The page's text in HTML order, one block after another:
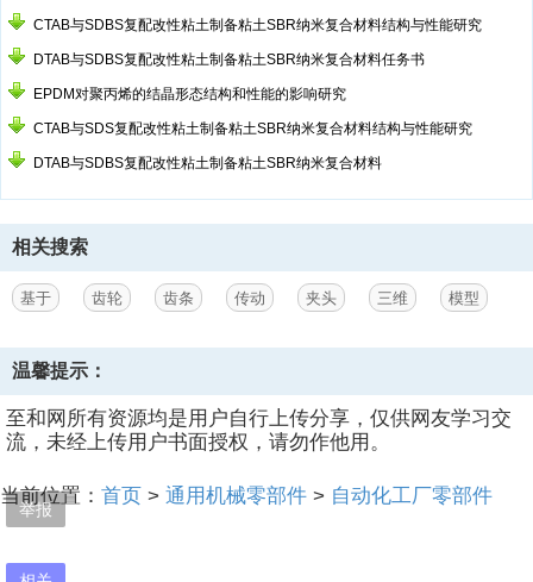
举报
CTAB与SDBS复配改性粘土制备粘土SBR纳米复合材料结构与性能研究
DTAB与SDBS复配改性粘土制备粘土SBR纳米复合材料任务书
EPDM对聚丙烯的结晶形态结构和性能的影响研究
CTAB与SDS复配改性粘土制备粘土SBR纳米复合材料结构与性能研究
DTAB与SDBS复配改性粘土制备粘土SBR纳米复合材料
相关搜索
基于 齿轮 齿条 传动 夹头 三维 模型
温馨提示：
至和网所有资源均是用户自行上传分享，仅供网友学习交
流，未经上传用户书面授权，请勿作他用。
当前位置： 首页 > 通用机械零部件 > 自动化工厂零部件